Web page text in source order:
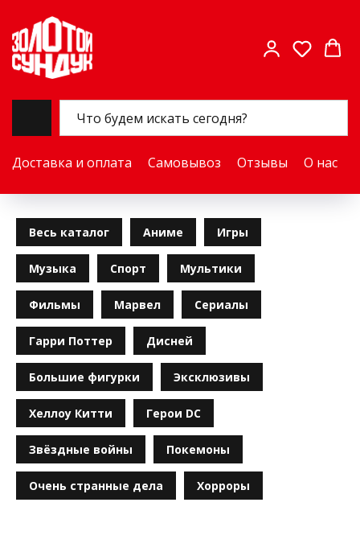
Доставка и оплата Самовывоз Отзывы О нас
Весь каталог Аниме Игры
Музыка Спорт Мультики
Фильмы Марвел Сериалы
Гарри Поттер Дисней
Большие фигурки Эксклюзивы
Хеллоу Китти Герои DC
Звёздные войны Покемоны
Очень странные дела Хорроры